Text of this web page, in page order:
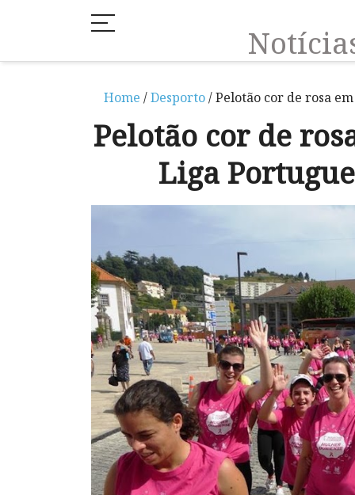
Home /Desporto/ Pelotão cor de rosa
Pelotão cor de
Liga